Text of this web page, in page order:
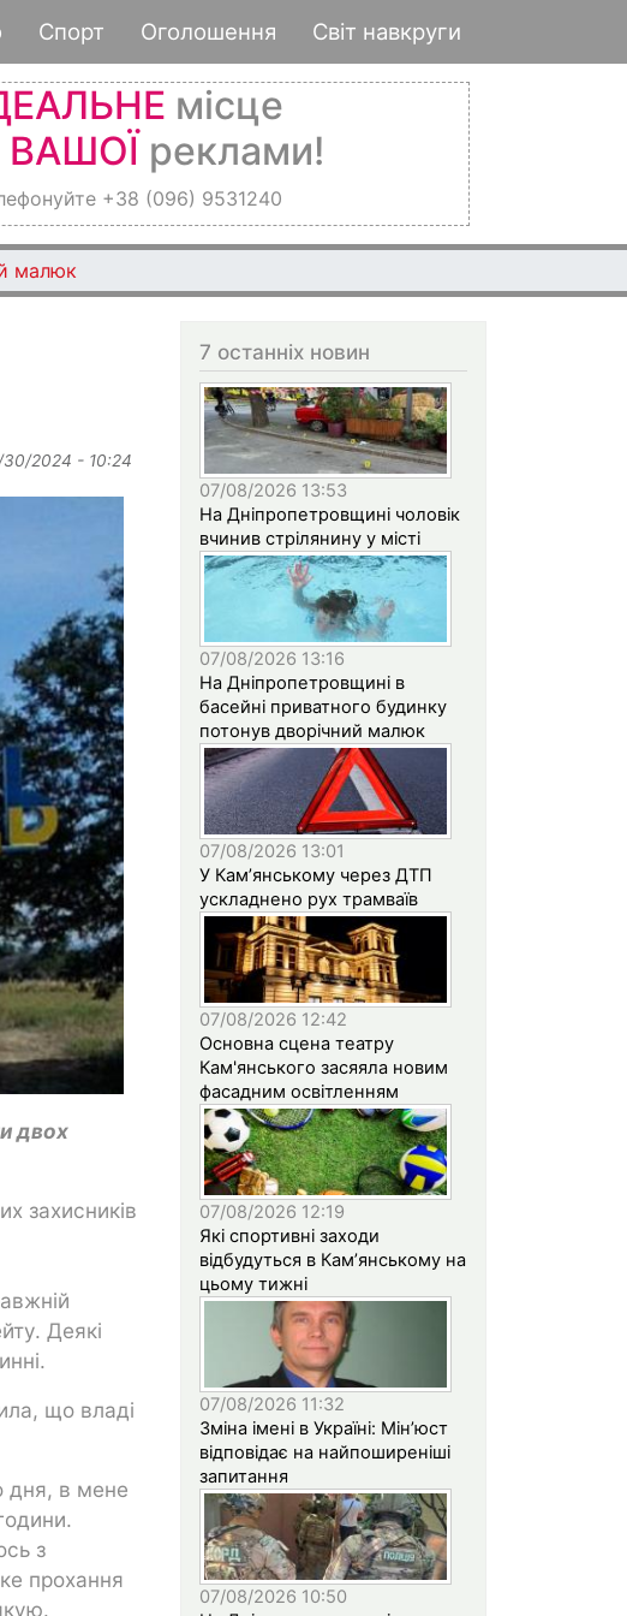
Спорт Оголошення Світ навкруги
місце
ВАШОЇ реклами!
+38 (096) 9531240
малюк
30/2024 - 10:24
двох
захисників
Деякі
що владі
дня, в мене
з
прохання
7 останніх новин
07/08/2026 13:53
На Дніпропетровщині чоловік
вчинив стрілянину у місті
07/08/2026 13:16
На Дніпропетровщині в
басейні приватного будинку
потонув дворічний малюк
07/08/2026 13:01
У Кам’янському через ДТП
ускладнено рух трамваїв
07/08/2026 12:42
Основна сцена театру
Кам'янського засяяла новим
фасадним освітленням
07/08/2026 12:19
Які спортивні заходи
відбудуться в Кам’янському на
цьому тижні
07/08/2026 11:32
Зміна імені в Україні: Мін’юст
відповідає на найпоширеніші
запитання
07/08/2026 10:50